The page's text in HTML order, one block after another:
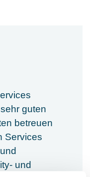
guten
betreuen
Services
und